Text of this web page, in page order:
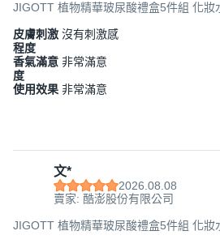
JIGOTT 植物精華玻尿酸禮盒5件組 化
皮膚刺激
程度
沒有刺激感
香氣滿意
度
非常滿意
使用效果 非常滿意
文*
2026.08.08
賣家: 酷澎股份有限公司
JIGOTT 植物精華玻尿酸禮盒5件組 化